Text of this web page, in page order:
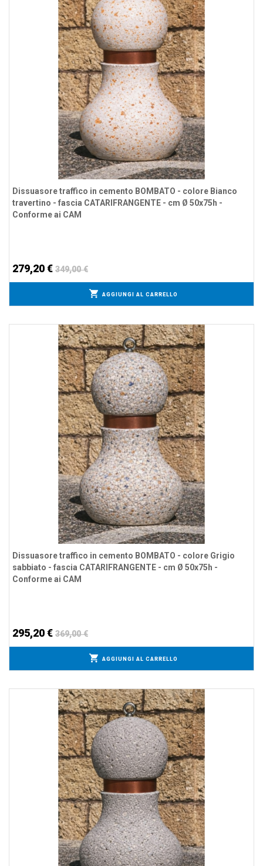
Dissuasore traffico in cemento BOMBATO - colore Bianco
travertino - fascia CATARIFRANGENTE - cm Ø 50x75h -
Conforme ai CAM
279,20 € 349,00 €
AGGIUNGI AL CARRELLO
Dissuasore traffico in cemento BOMBATO - colore Grigio
sabbiato - fascia CATARIFRANGENTE - cm Ø 50x75h -
Conforme ai CAM
295,20 € 369,00 €
AGGIUNGI AL CARRELLO